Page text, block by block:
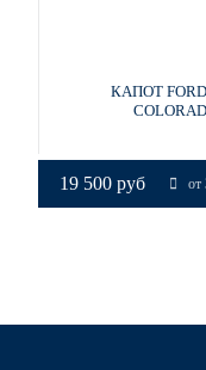
КАПОТ FORD
19 500 руб от